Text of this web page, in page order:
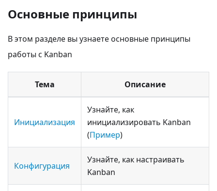
Основные принципы
В этом разделе вы узнаете основные принципы
работы с Kanban
Тема Описание
Инициализация
Узнайте, как
инициализировать Kanban
(Пример)
Конфигурация
Узнайте, как настраивать
Kanban